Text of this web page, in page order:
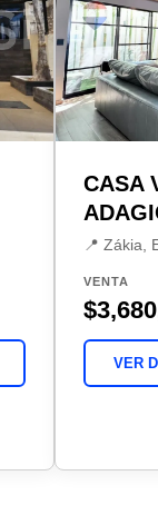
CASA
📍 Zákia,
VENTA
VER